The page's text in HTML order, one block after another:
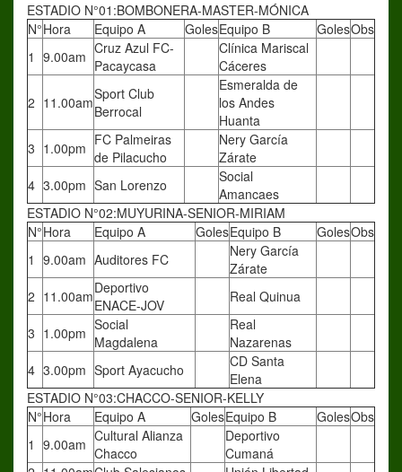
ESTADIO N°01:BOMBONERA-MASTER-MÓNICA
N°Hora Equipo A GolesEquipo B GolesObs
1 9.00am Cruz Azul FC-
Pacaycasa
Clínica Mariscal
Cáceres
2 11.00amSport Club
Berrocal
Esmeralda de
los Andes
Huanta
3 1.00pm FC Palmeiras
de Pilacucho
Nery García
Zárate
4 3.00pm San Lorenzo
Social
Amancaes
ESTADIO N°02:MUYURINA-SENIOR-MIRIAM
N°Hora Equipo A GolesEquipo B GolesObs
1 9.00am Auditores FC
Nery García
Zárate
2 11.00amDeportivo
ENACE-JOV
Real Quinua
3 1.00pm Social
Magdalena
Real
Nazarenas
4 3.00pm Sport Ayacucho
CD Santa
Elena
ESTADIO N°03:CHACCO-SENIOR-KELLY
N°Hora Equipo A GolesEquipo B GolesObs
1 9.00am Cultural Alianza
Chacco
Deportivo
Cumaná